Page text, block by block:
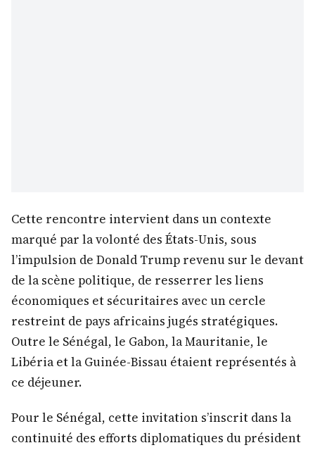
Cette rencontre intervient dans un contexte
marqué par la volonté des États-Unis, sous
l’impulsion de Donald Trump revenu sur le devant
de la scène politique, de resserrer les liens
économiques et sécuritaires avec un cercle
restreint de pays africains jugés stratégiques.
Outre le Sénégal, le Gabon, la Mauritanie, le
Libéria et la Guinée-Bissau étaient représentés à
ce déjeuner.
Pour le Sénégal, cette invitation s’inscrit dans la
continuité des efforts diplomatiques du président